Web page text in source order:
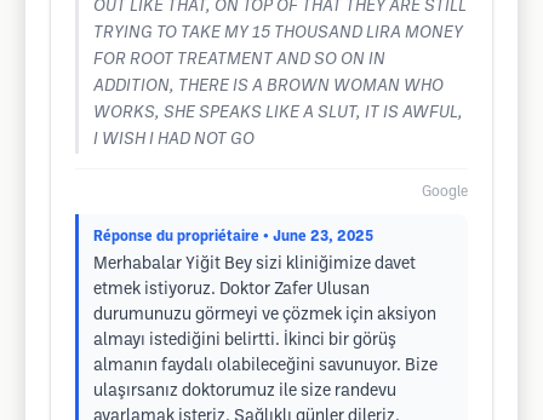
OUT LIKE THAT, ON TOP OF THAT THEY ARE STILL
TRYING TO TAKE MY 15 THOUSAND LIRA MONEY
FOR ROOT TREATMENT AND SO ON IN
ADDITION, THERE IS A BROWN WOMAN WHO
WORKS, SHE SPEAKS LIKE A SLUT, IT IS AWFUL,
I WISH I HAD NOT GO
Google
Réponse du propriétaire • June 23, 2025
Merhabalar Yiğit Bey sizi kliniğimize davet
etmek istiyoruz. Doktor Zafer Ulusan
durumunuzu görmeyi ve çözmek için aksiyon
almayı istediğini belirtti. İkinci bir görüş
almanın faydalı olabileceğini savunuyor. Bize
ulaşırsanız doktorumuz ile size randevu